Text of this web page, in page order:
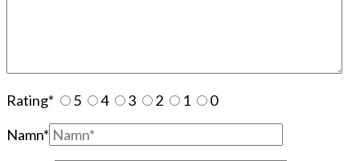
Rating* 5 4 3 2 1
0
Namn*